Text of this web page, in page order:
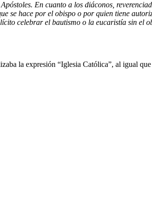
En cuanto a los diáconos,
se hace por el obispo o por quien tiene
celebrar el bautismo o la eucaristía sin el
la expresión “Iglesia Católica”, al igual